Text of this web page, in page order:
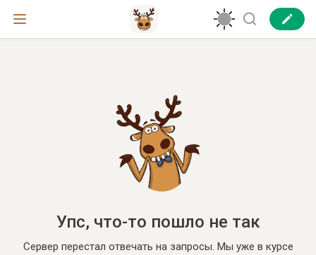
Упс, что-то пошло не так
Сервер перестал отвечать на запросы. Мы уже в курсе